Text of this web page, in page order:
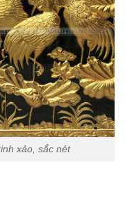
xảo, sắc nét